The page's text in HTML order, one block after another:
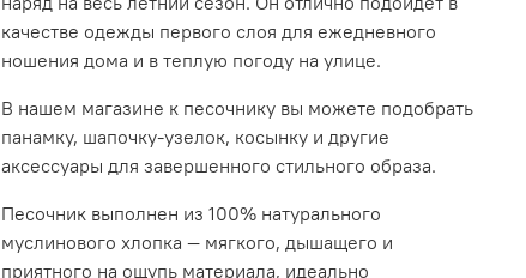
качестве одежды первого слоя для ежедневного
ношения дома и в теплую погоду на улице.
В нашем магазине к песочнику вы можете подобрать
панамку, шапочку-узелок, косынку и другие
аксессуары для завершенного стильного образа.
Песочник выполнен из 100% натурального
муслинового хлопка — мягкого, дышащего и
приятного на ощупь материала, идеально